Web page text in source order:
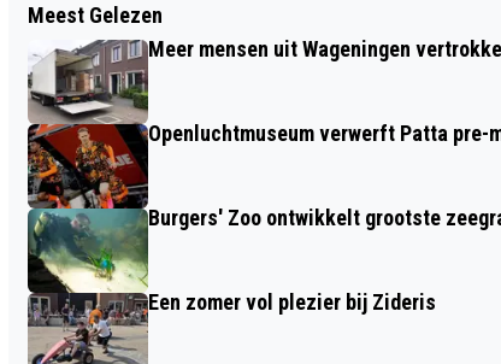
GA MEE OP ONDERZOEK IN HET
KRÖLLER-MÜLLER MUSEUM OP 31 MEI
Meest Gelezen
Meer mensen uit Wageningen
Openluchtmuseum verwerft Patta pre-
Burgers' Zoo ontwikkelt grootste
Een zomer vol plezier bij Zideris